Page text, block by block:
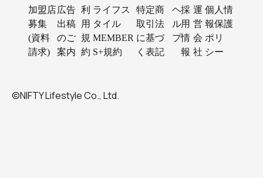
加盟店
募集
(資料
請求)
広告
出稿
のご
案内
利
用
規
約
ライフス
タイル
MEMBER
S+規約
特定商
取引法
に基づ
く表記
ヘ
ル
プ
採
用
情
報
運
営
会
社
個人情
報保護
ポリ
シー
©NIFTY Lifestyle Co., Ltd.